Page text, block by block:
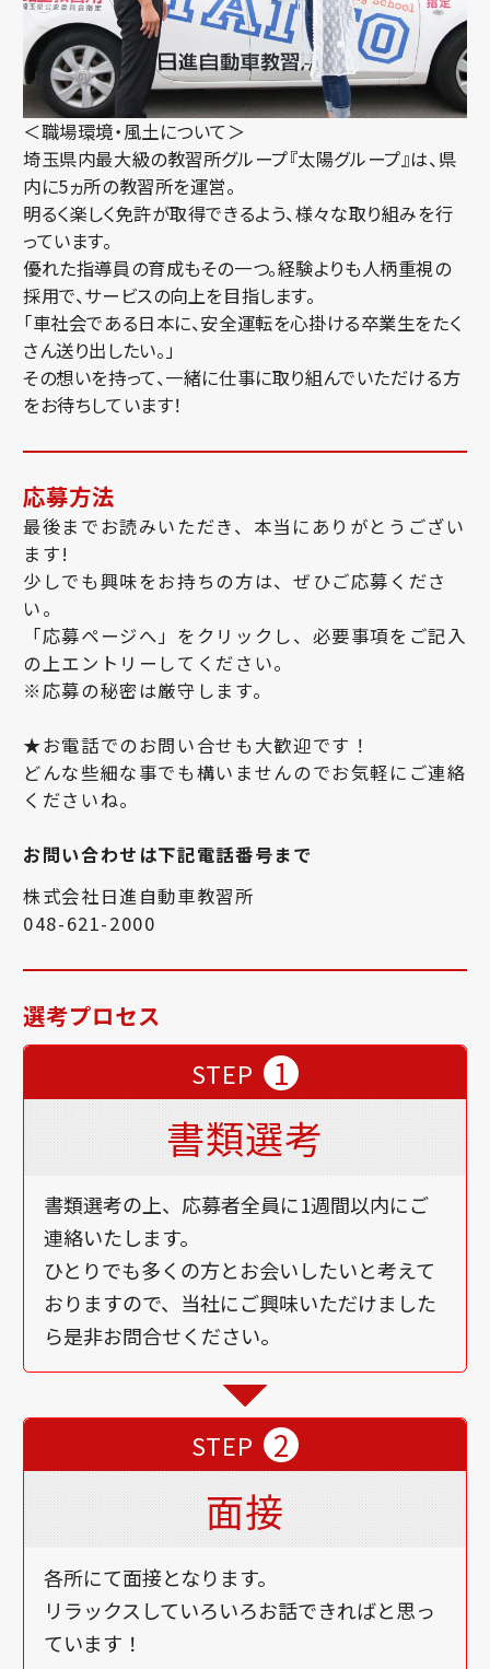
＜職場環境・風土について＞
埼玉県内最大級の教習所グループ『太陽グループ』は、県
内に5ヵ所の教習所を運営。
明るく楽しく免許が取得できるよう、様々な取り組みを行
っています。
優れた指導員の育成もその一つ。経験よりも人柄重視の
採用で、サービスの向上を目指します。
「車社会である日本に、安全運転を心掛ける卒業生をたく
さん送り出したい。」
その想いを持って、一緒に仕事に取り組んでいただける方
をお待ちしています！
応募方法
最後までお読みいただき、本当にありがとうござい
ます!
少しでも興味をお持ちの方は、ぜひご応募くださ
い。
「応募ページへ」をクリックし、必要事項をご記入
の上エントリーしてください。
※応募の秘密は厳守します。
★お電話でのお問い合せも大歓迎です！
どんな些細な事でも構いませんのでお気軽にご連絡
くださいね。
お問い合わせは下記電話番号まで
株式会社日進自動車教習所
048-621-2000
選考プロセス
STEP 1
書類選考
書類選考の上、応募者全員に1週間以内にご
連絡いたします。
ひとりでも多くの方とお会いしたいと考えて
おりますので、当社にご興味いただけました
ら是非お問合せください。
STEP 2
面接
各所にて面接となります。
リラックスしていろいろお話できればと思っ
ています！